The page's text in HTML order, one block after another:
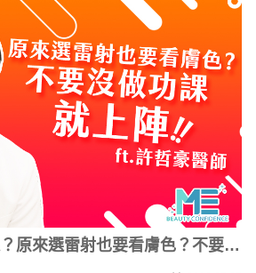
原來選雷射也要看膚色？不要沒